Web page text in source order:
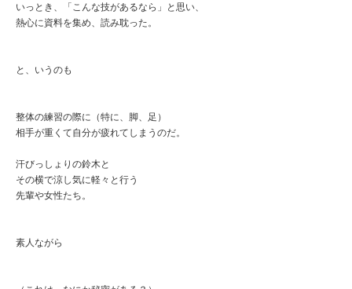
いっとき、「こんな技があるなら」と思い、
熱心に資料を集め、読み耽った。
と、いうのも
整体の練習の際に（特に、脚、足）
相手が重くて自分が疲れてしまうのだ。
汗びっしょりの鈴木と
その横で涼し気に軽々と行う
先輩や女性たち。
素人ながら